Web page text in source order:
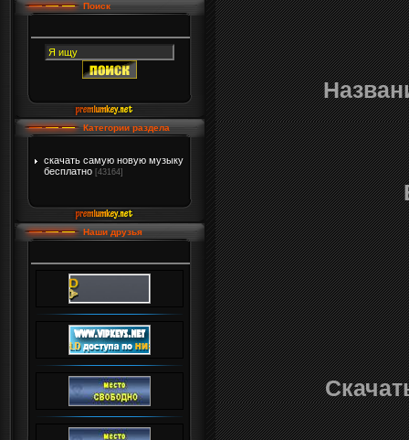
Поиск
Категории раздела
скачать самую новую музыку
бесплатно [43164]
Наши друзья